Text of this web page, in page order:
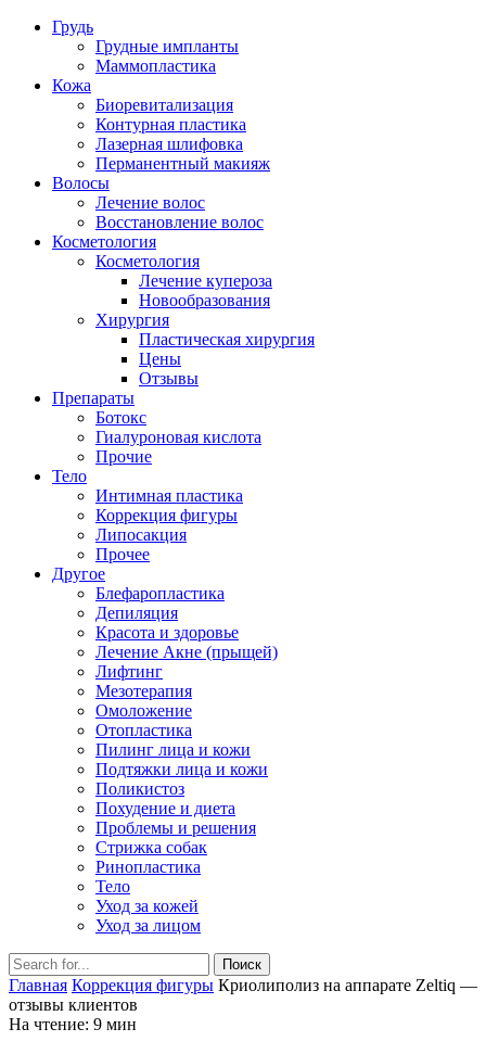
Грудь
Грудные импланты
Маммопластика
Кожа
Биоревитализация
Контурная пластика
Лазерная шлифовка
Перманентный макияж
Волосы
Лечение волос
Восстановление волос
Косметология
Косметология
Лечение купероза
Новообразования
Хирургия
Пластическая хирургия
Цены
Отзывы
Препараты
Ботокс
Гиалуроновая кислота
Прочие
Тело
Интимная пластика
Коррекция фигуры
Липосакция
Прочее
Другое
Блефаропластика
Депиляция
Красота и здоровье
Лечение Акне (прыщей)
Лифтинг
Мезотерапия
Омоложение
Отопластика
Пилинг лица и кожи
Подтяжки лица и кожи
Поликистоз
Похудение и диета
Проблемы и решения
Стрижка собак
Ринопластика
Тело
Уход за кожей
Уход за лицом
Поиск
Главная Коррекция фигуры Криолиполиз на аппарате Zeltiq —
отзывы клиентов
На чтение: 9 мин